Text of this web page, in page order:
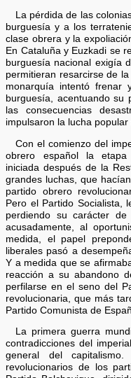
La pérdida de las
burguesía y a los
clase obrera y la
En Cataluña y Euzkadi se
burguesía nacional exigía
permitieran resarcirse de
monarquía intentó frenar
burguesía, acentuando su
las consecuencias
impulsaron la lucha
Con el comienzo del
obrero español la etapa
iniciada después de la
grandes luchas, que
partido obrero
Pero el Partido Socialista,
perdiendo su carácter
acusadamente, al
medida, el papel
liberales pasó a
Y a medida que se
reacción a su abandono
perfilarse en el seno del
revolucionaria, que más
Partido Comunista de
La primera guerra
contradicciones del
general del
revolucionarios de los